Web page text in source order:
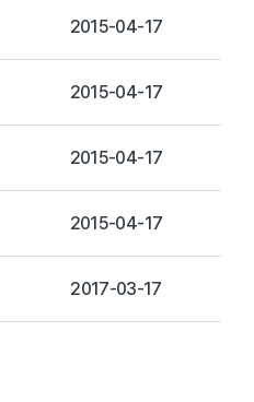
2015-04-17
2015-04-17
2015-04-17
2015-04-17
2017-03-17